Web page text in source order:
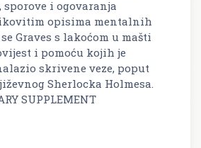
i ogovaranja
opisima mentalnih
Graves s lakoćom u mašti
i pomoću kojih je
skrivene veze, poput
Sherlocka Holmesa.
SUPPLEMENT